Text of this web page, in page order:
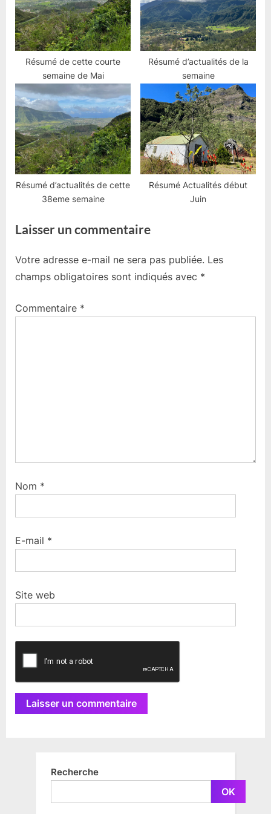
Résumé de cette courte
semaine de Mai
Résumé d’actualités de la
semaine
Résumé d’actualités de cette
38eme semaine
Résumé Actualités début
Juin
Laisser un commentaire
Votre adresse e-mail ne sera pas publiée. Les
champs obligatoires sont indiqués avec *
Commentaire *
Nom *
E-mail *
Site web
Recherche
OK